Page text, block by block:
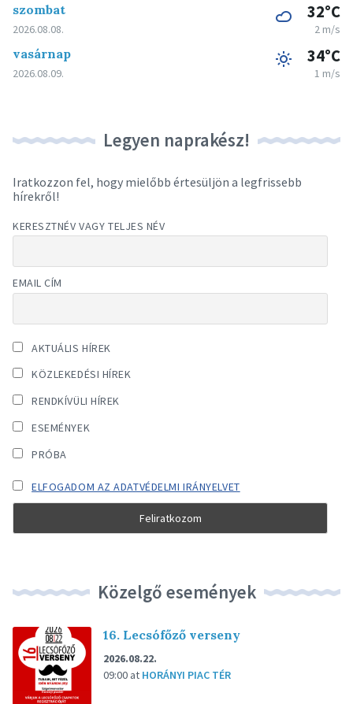
szombat
2026.08.08.
32°C
2 m/s
vasárnap
2026.08.09.
34°C
1 m/s
Legyen naprakész!
Iratkozzon fel, hogy mielőbb értesüljön a legfrissebb
hírekről!
KERESZTNÉV VAGY TELJES NÉV
EMAIL CÍM
AKTUÁLIS HÍREK
KÖZLEKEDÉSI HÍREK
RENDKÍVÜLI HÍREK
ESEMÉNYEK
PRÓBA
ELFOGADOM AZ ADATVÉDELMI IRÁNYELVET
Közelgő események
16. Lecsófőző verseny
2026.08.22.
09:00 at HORÁNYI PIAC TÉR